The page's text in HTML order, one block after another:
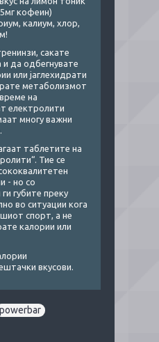
кофеин)
калиум, хлор,
сакате
да одбегнувате
или јаглехидрати
метаболизмот
на
електролити
многу важни
таблетите на
Тие се
- но со
губите преку
во ситуации кога
спорт, а не
калории или
вкусови.
powerbar